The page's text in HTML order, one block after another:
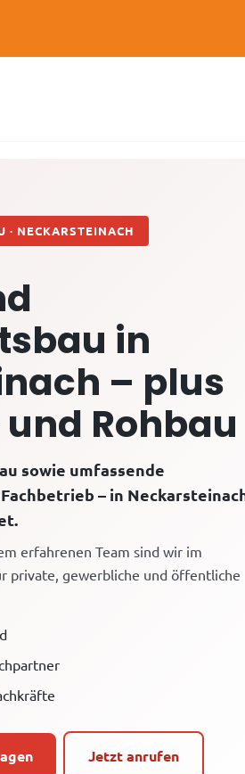
· NECKARSTEINACH
in
– plus
Rohbau
sowie umfassende
– in
erfahrenen Team sind wir im
private, gewerbliche und öffentliche
Jetzt anrufen